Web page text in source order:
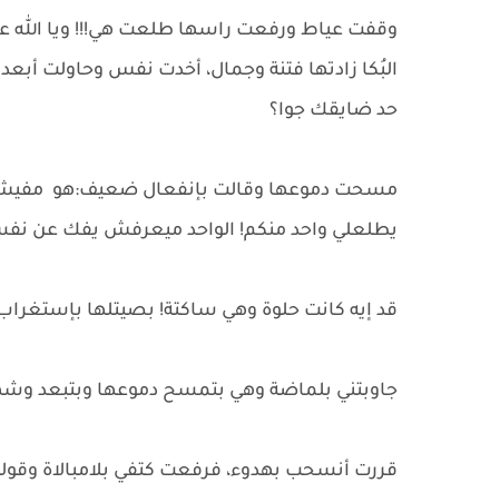
وقفت عياط ورفعت راسها طلعت هي!!! ويا الله
البُكا زادتها فتنة وجمال، أخدت نفس وحاولت
حد ضايقك جوا؟
مسحت دموعها وقالت بإنفعال ضعيف:هو مفيش
يطلعلي واحد منكم! الواحد ميعرفش يفك عن
قد إيه كانت حلوة وهي ساكتة! بصيتلها
جاوبتني بلماضة وهي بتمسح دموعها وبتبعد
قررت أنسحب بهدوء، فرفعت كتفي بلامبالاة